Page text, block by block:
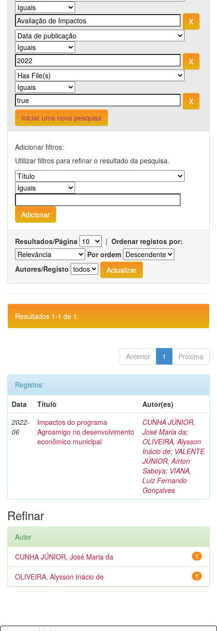
Iniciar uma nova pesquisa
Adicionar filtros:
Utilizar filtros para refinar o resultado da pesquisa.
Resultados/Página | Ordenar registos por:
Por ordem
Autores/Registo
Resultados 1-1 de 1.
Anterior 1 Próxima
Registos:
Data
Título
Autor(es)
2022-
06
Impactos do programa
Agroamigo no desenvolvimento
econômico municipal
CUNHA JÚNIOR,
José Maria da;
OLIVEIRA, Alysson
Inácio de; VALENTE
JÚNIOR, Aírton
Saboya; VIANA,
Luiz Fernando
Gonçalves
Refinar
Autor
1
CUNHA JÚNIOR, José Maria da
1
OLIVEIRA, Alysson Inácio de